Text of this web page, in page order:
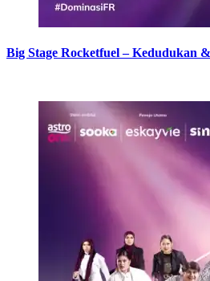
Big Stage Rocketfuel – Kedudukan